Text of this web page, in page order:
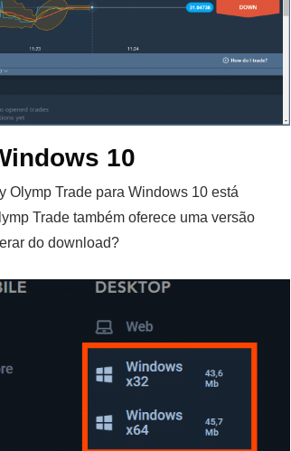
10
Olymp Trade para Windows 10 está
Trade também oferece uma versão
do download?